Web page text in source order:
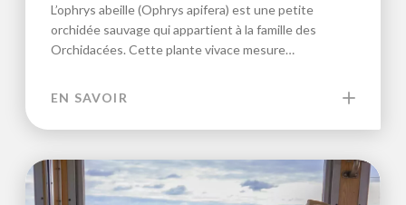
L’ophrys abeille (Ophrys apifera) est une petite
orchidée sauvage qui appartient à la famille des
Orchidacées. Cette plante vivace mesure…
EN SAVOIR